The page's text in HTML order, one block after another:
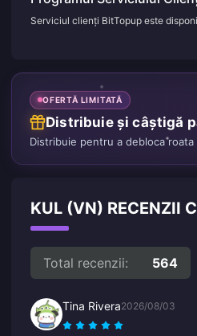
Serviciul clienți BitTopup este
OFERTĂ LIMITATĂ
Distribuie și câștigă
Distribuie pentru a debloca roata
KUL (VN) RECENZII
Total recenzii: 564
Tina Rivera2026/08/03